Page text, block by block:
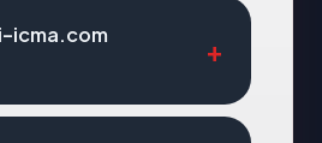
icma.com